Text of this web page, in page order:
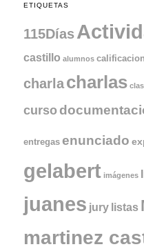
ETIQUETAS
115Días
castillo alumnos
charlacharlas
curso
entregas enunciado
gelabert imágenes
juanes jury listas
martinez